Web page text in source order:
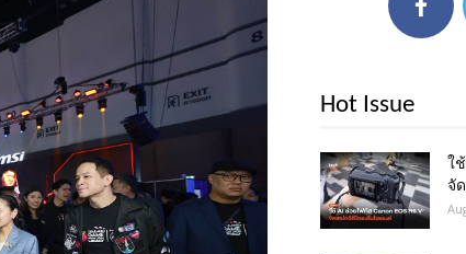
Hot Issue
ใ
จั